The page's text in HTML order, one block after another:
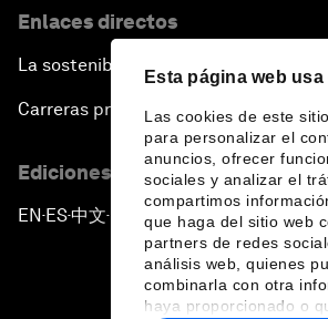
Esta página web
Las cookies de este
para personalizar el
anuncios, ofrecer
sociales y analizar el
compartimos
que haga del sitio web
partners de redes
análisis web, quienes
combinarla con otra
haya proporcionado o
Enlaces directos
La sostenibilidad en el Foro
Carreras profesionales
Ediciones en otros idiomas
EN ▪ES▪中文▪ 日本語